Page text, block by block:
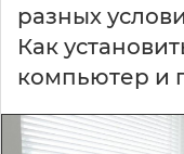
разных
Как
компьютер и